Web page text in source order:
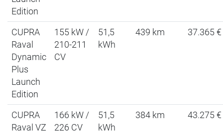
Edition
CUPRA
Raval
Dynamic
Plus
Launch
Edition
155 kW /
210-211
CV
51,5
kWh
439 km 37.365 €
CUPRA
Raval VZ
166 kW /
226 CV
51,5
kWh
384 km 43.275 €